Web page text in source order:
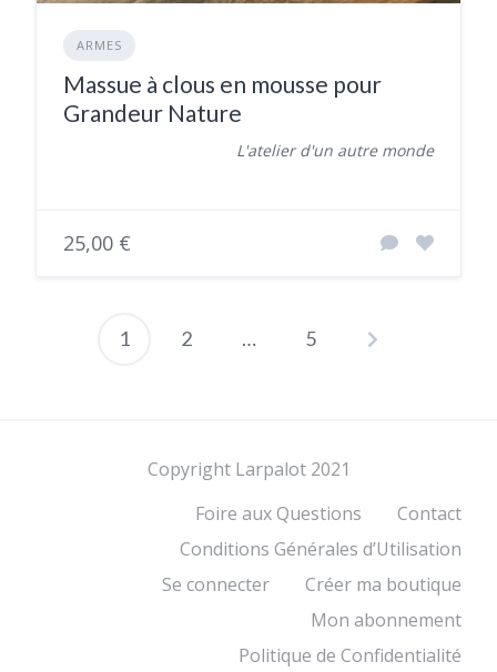
ARMES
Massue à clous en mousse pour
Grandeur Nature
L'atelier d'un autre monde
25,00 €
P
i
n
a
t
i
1 2 … 5
Copyright Larpalot 2021
Foire aux Questions
Contact
Conditions Générales d’Utilisation
Se connecter
Créer ma boutique
Mon abonnement
Politique de Confidentialité